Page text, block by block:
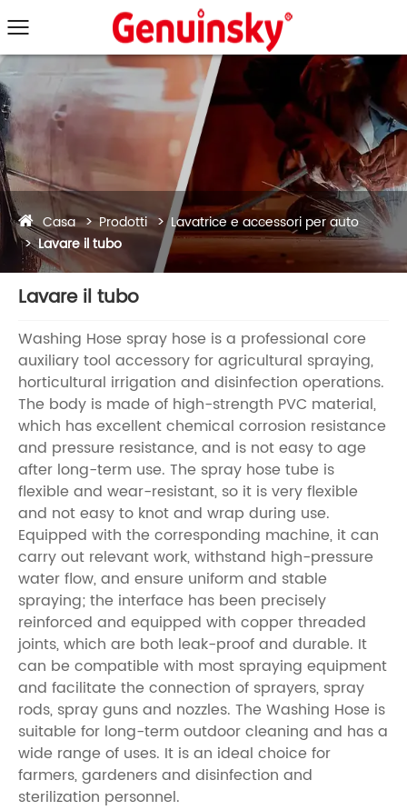
Casa Prodotti
Lavatrice e accessori per auto
Lavare il tubo
Lavare il tubo
Washing Hose spray hose is a professional core
auxiliary tool accessory for agricultural spraying,
horticultural irrigation and disinfection operations.
The body is made of high-strength PVC material,
which has excellent chemical corrosion resistance
and pressure resistance, and is not easy to age
after long-term use. The spray hose tube is
flexible and wear-resistant, so it is very flexible
and not easy to knot and wrap during use.
Equipped with the corresponding machine, it can
carry out relevant work, withstand high-pressure
water flow, and ensure uniform and stable
spraying; the interface has been precisely
reinforced and equipped with copper threaded
joints, which are both leak-proof and durable. It
can be compatible with most spraying equipment
and facilitate the connection of sprayers, spray
rods, spray guns and nozzles. The Washing Hose is
suitable for long-term outdoor cleaning and has a
wide range of uses. It is an ideal choice for
farmers, gardeners and disinfection and
sterilization personnel.